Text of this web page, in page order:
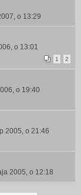
o 13:29
o 13:01
1 2
o 19:40
2005, o 21:46
2005, o 12:18